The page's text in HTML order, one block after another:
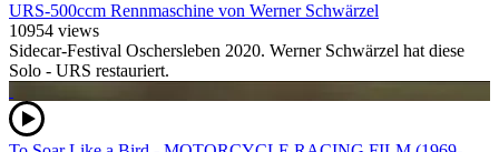
URS-500ccm Rennmaschine von Werner Schwärzel
10954 views
Sidecar-Festival Oschersleben 2020. Werner Schwärzel hat diese
Solo - URS restauriert.